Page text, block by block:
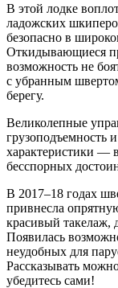
В этой лодке
ладожских
безопасно в
Откидывающиеся
возможность не
с убранным
берегу.
Великолепные
грузоподъемность
характеристики —
бесспорных
В 2017–18 годах
привнесла
красивый такелаж,
Появилась
неудобных для
Рассказывать
убедитесь сами!